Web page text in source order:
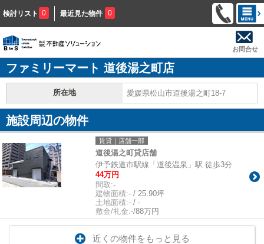
検討リスト 0 最近見た物件 0
お問合せ
ファミリーマート 道後湯之町店
所在地 愛媛県松山市道後湯之町18-7
施設周辺の物件
賃貸｜店舗一部
道後湯之町貸店舗
伊予鉄道市駅線「道後温泉」駅 徒歩3分
44万円
間取:-
建物面積:- / 25.90坪
土地面積:- / -
敷金/礼金:-/88万円
近くの物件をもっと見る